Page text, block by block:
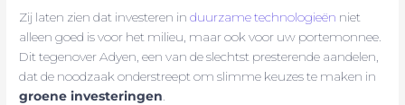
Zij laten zien dat investeren induurzame technologieën niet
alleen goed is voor het milieu, maar ook voor uw portemonnee.
Dit tegenover Adyen, een van de slechtst presterende aandelen,
dat de noodzaak onderstreept om slimme keuzes te maken in
groene investeringen